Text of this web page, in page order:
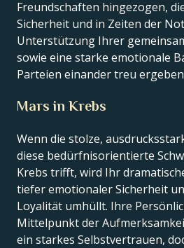
Freundschaften hingezogen,
Sicherheit und in Zeiten der Not
Unterstützung Ihrer
sowie eine starke emotionale
Parteien einander treu
Mars in Krebs
Wenn die stolze,
diese bedürfnisorientierte
Krebs trifft, wird Ihr
tiefer emotionaler Sicherheit
Loyalität umhüllt. Ihre
Mittelpunkt der
ein starkes Selbstvertrauen,